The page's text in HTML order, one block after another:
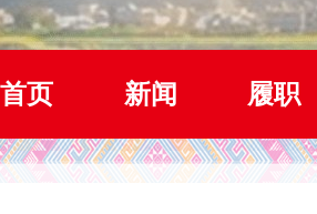
首页 新闻 履职